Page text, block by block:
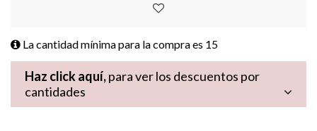
La cantidad mínima para la compra es 15
Haz click aquí,para ver los descuentos por
cantidades